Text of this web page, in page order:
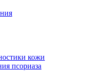
кожи
псориаза